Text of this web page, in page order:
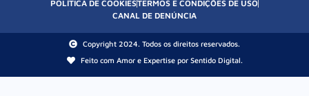
POLÍTICA DE COOKIESTERMOS E CONDIÇÕES DE USO
CANAL DE DENÚNCIA
Copyright 2024. Todos os direitos reservados.
Feito com Amor e Expertise por Sentido Digital.